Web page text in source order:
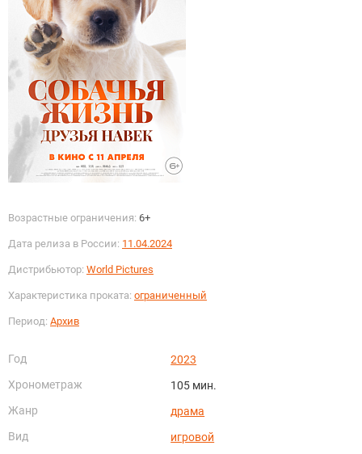
Возрастные ограничения: 6+
Дата релиза в России: 11.04.2024
Дистрибьютор: World Pictures
Характеристика проката: ограниченный
Период: Архив
Год
2023
Хронометраж
105 мин.
Жанр
драма
Вид
игровой